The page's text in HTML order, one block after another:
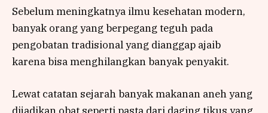
Sebelum meningkatnya ilmu kesehatan modern,
banyak orang yang berpegang teguh pada
pengobatan tradisional yang dianggap ajaib
karena bisa menghilangkan banyak penyakit.
Lewat catatan sejarah banyak makanan aneh yang